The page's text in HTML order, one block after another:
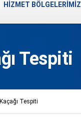
HİZMET BÖLGELERİMİZ
Tespiti
Tespiti